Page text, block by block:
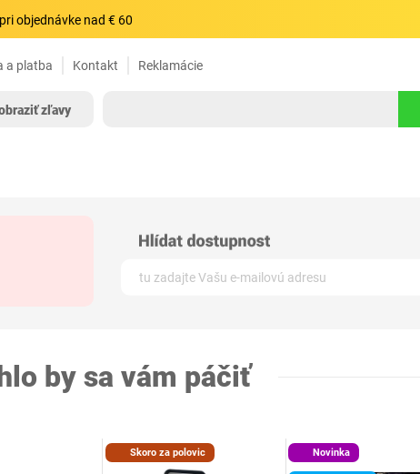
objednávke nad € 60
a platba Kontakt Reklamácie
zľavy
by sa vám páčiť
Skoro za polovic Novinka